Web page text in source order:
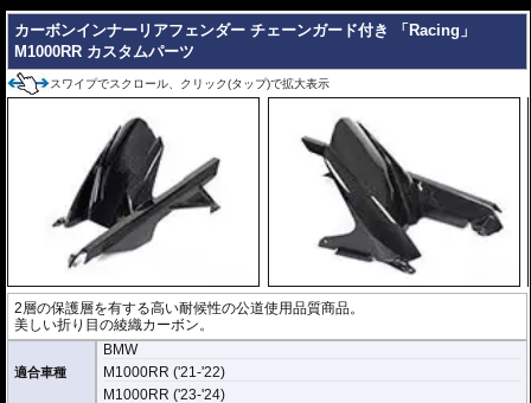
カーボンインナーリアフェンダー チェーンガード付き 「Racing」
M1000RR カスタムパーツ
スワイプでスクロール、クリック(タップ)で拡大表示
2層の保護層を有する高い耐候性の公道使用品質商品。
美しい折り目の綾織カーボン。
適合車種
BMW
M1000RR ('21-'22)
M1000RR ('23-'24)